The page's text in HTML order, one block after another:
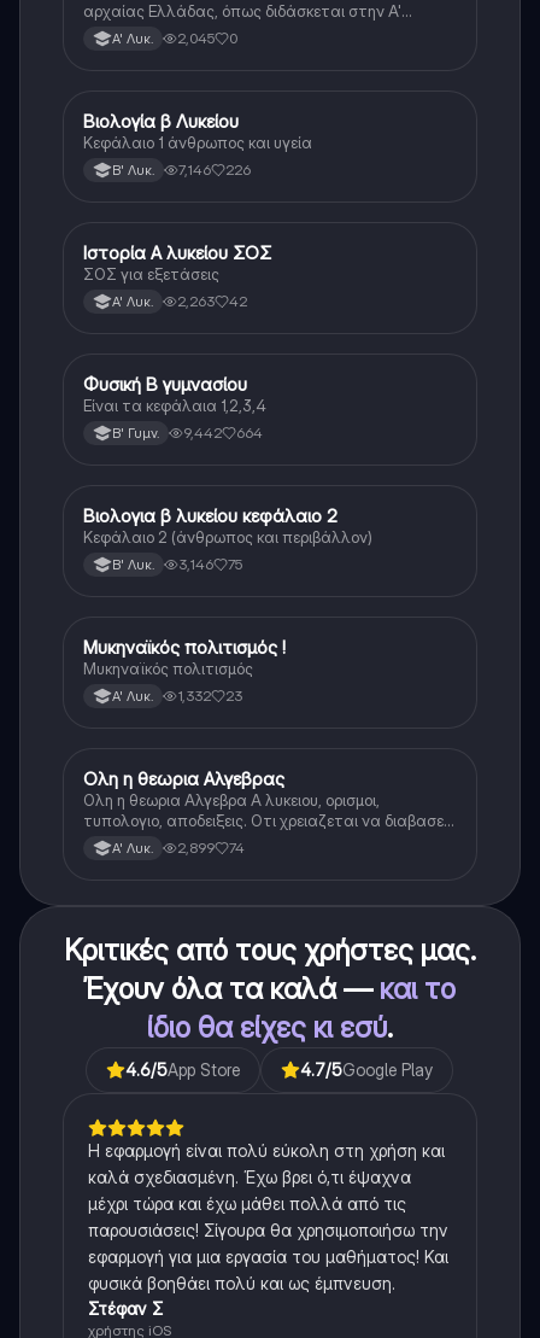
αρχαίας Ελλάδας, όπως διδάσκεται στην Α'
Λυκείου.Α' Λυκ. 2,045 0
Βιολογία
Βιολογία β Λυκείου
Κεφάλαιο 1 άνθρωπος και υγεία
Β' Λυκ. 7,146 226
Ιστορία
Ιστορία Α λυκείου ΣΟΣ
ΣΟΣ για εξετάσεις
Α' Λυκ. 2,263 42
Φυσική
Φυσική Β γυμνασίου
Είναι τα κεφάλαια 1,2,3,4
Β' Γυμν. 9,442 664
Βιολογία
Βιολογια β λυκείου κεφάλαιο 2
Κεφάλαιο 2 (άνθρωπος και περιβάλλον)
Β' Λυκ. 3,146 75
Ιστορία
Μυκηναϊκός πολιτισμός !
Μυκηναϊκός πολιτισμός
Α' Λυκ. 1,332 23
Μαθηματικά
Ολη η θεωρια Αλγεβρας
Ολη η θεωρια Αλγεβρα Α λυκειου, ορισμοι,
τυπολογιο, αποδειξεις. Οτι χρειαζεται να διαβασεις
για το θεωρητικο κομματι της αλγεβρας.
Α' Λυκ. 2,899 74
Κριτικές από τους χρήστες μας.
Έχουν όλα τα καλά — και το
ίδιο θα είχες κι εσύ.
4.6/5App Store 4.7/5Google Play
Η εφαρμογή είναι πολύ εύκολη στη χρήση και
καλά σχεδιασμένη. Έχω βρει ό,τι έψαχνα
μέχρι τώρα και έχω μάθει πολλά από τις
παρουσιάσεις! Σίγουρα θα χρησιμοποιήσω την
εφαρμογή για μια εργασία του μαθήματος! Και
φυσικά βοηθάει πολύ και ως έμπνευση.
Στέφαν Σ
χρήστης iOS